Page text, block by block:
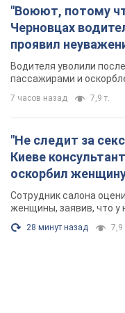
"Воюют, потому
Черновцах
проявил
военным и
Видео
Водителя уволили
пассажирами и
7 часов назад 7,9 т.
"Не следит за
Киеве
оскорбил
химиотерапии,
Фото
Сотрудник салона
женщины, заявив, что у
28 минут назад 7,9